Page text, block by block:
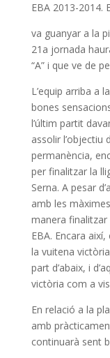
EBA 2013-2014.
va guanyar a la
21a jornada
“A” i que ve de
L’equip arriba a
bones
l’últim partit
assolir l’objectiu
permanència,
per finalitzar la
Serna. A pesar
amb les
manera
EBA. Encara
la vuitena
part d’abaix, i
victòria com a
En relació a la
amb
continuarà sent